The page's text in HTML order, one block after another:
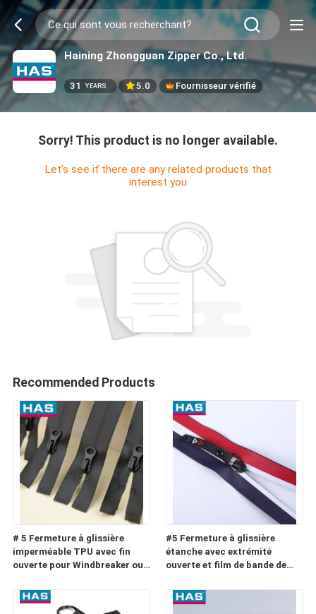
Haining Zhongguan Zipper Co., Ltd.
31 YEARS 5.0 Fournisseur vérifié
Sorry! This product is no longer available.
Let's see if there are any related products that
interest you
Recommended Products
# 5 Fermeture à glissière
imperméable TPU avec fin
ouverte pour Windbreaker ou
#5 Fermeture à glissière
étanche avec extrémité
ouverte et film de bande de
bagage